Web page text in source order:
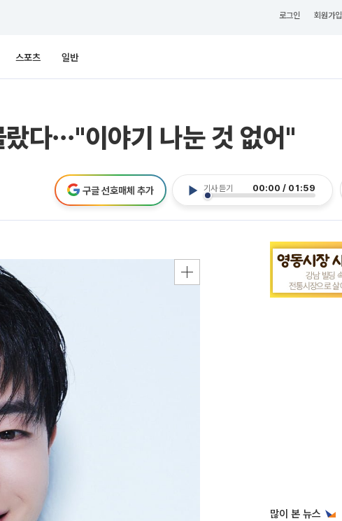
로그인 회원가입
스포츠 일반
랐다⋯"이야기 나눈 것 없어"
기사 듣기 00:00 / 01:59
구글 선호매체 추가
많이 본 뉴스